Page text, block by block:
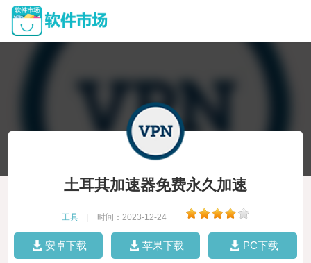
土耳其加速器免费永久加速
工具 时间：2023-12-24
安卓下载 苹果下载 PC下载